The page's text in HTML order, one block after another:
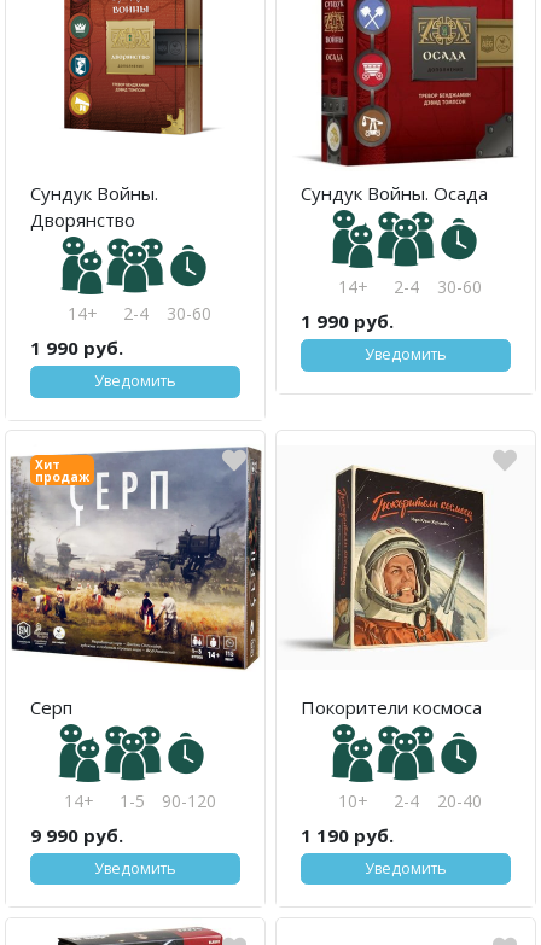
Сундук Войны.
Дворянство
14+ 2-4 30-60
1 990 руб.
Уведомить
Сундук Войны. Осада
14+ 2-4 30-60
1 990 руб.
Уведомить
Хит
продаж
Серп
14+ 1-5 90-120
9 990 руб.
Уведомить
Покорители космоса
10+ 2-4 20-40
1 190 руб.
Уведомить